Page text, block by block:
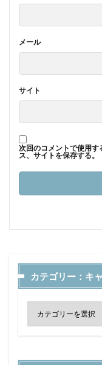
メール
サイト
次回のコメントで使用す
ス、サイトを保存する。
カテゴリー